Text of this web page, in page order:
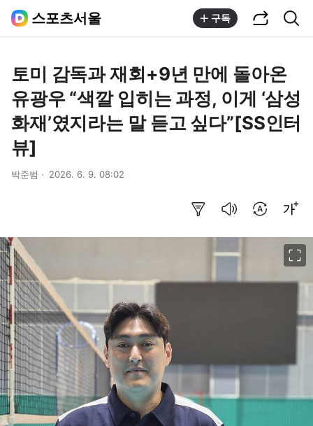
스포츠서울 구독
토미 감독과 재회+9년 만에 돌아온
유광우 “색깔 입히는 과정, 이게 ‘삼성
화재’였지라는 말 듣고 싶다”[SS인터
뷰]
박준범 2026. 6. 9. 08:02